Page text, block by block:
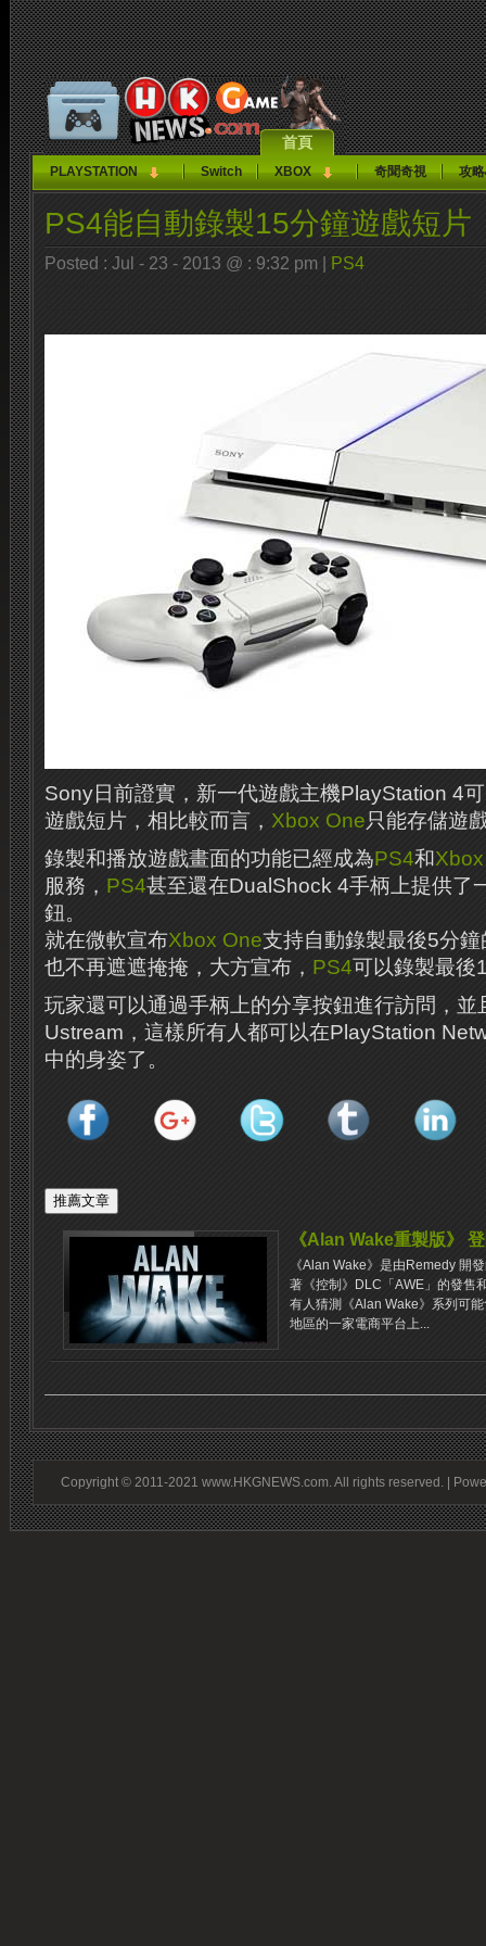
首頁
PLAYSTATION Switch XBOX 奇聞奇視 攻
PS4能自動錄製15分鐘遊戲短片
Posted : Jul - 23 - 2013 @ : 9:32 pm | PS4
Sony日前證實，新一代遊戲主機PlayStation 4
遊戲短片，相比較而言， Xbox One只能存儲遊
錄製和播放遊戲畫面的功能已經成為PS4和
服務， PS4甚至還在DualShock 4手柄上提供了
鈕。
就在微軟宣布Xbox One支持自動錄製最後5分
也不再遮遮掩掩，大方宣布， PS4可以錄製最後
玩家還可以通過手柄上的分享按鈕進行訪問，並
Ustream，這樣所有人都可以在PlayStation
中的身姿了。
《Alan Wake重製版》
《Alan Wake》是由Remedy 開
著《控制》DLC「AWE」的發售
有人猜測《Alan Wake》系列可
地區的一家電商平台上...
Copyright © 2011-2021 www.HKGNEWS.com. All rights reserved. |